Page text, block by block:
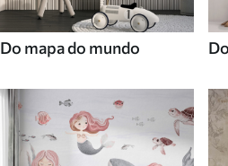
Do mapa do mundo